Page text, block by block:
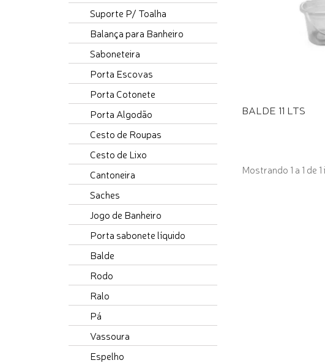
Suporte P/ Toalha
Balança para Banheiro
Saboneteira
Porta Escovas
Porta Cotonete
Porta Algodão
Cesto de Roupas
Cesto de Lixo
Cantoneira
Saches
Jogo de Banheiro
Porta sabonete líquido
Balde
Rodo
Ralo
Pá
Vassoura
Espelho
BALDE 11 LTS
Mostrando 1 a 1 de